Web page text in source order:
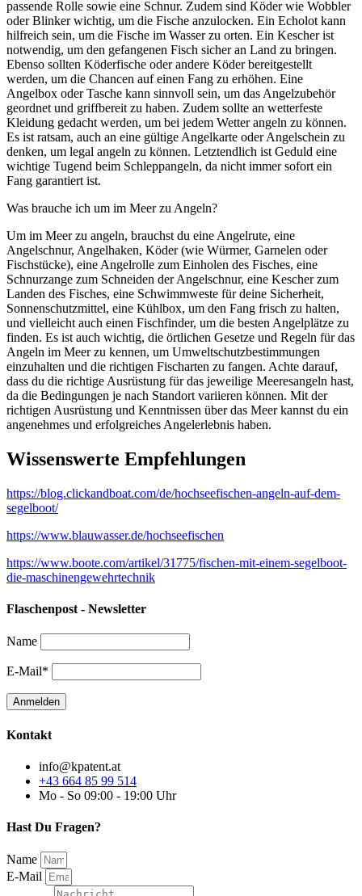
passende Rolle sowie eine Schnur. Zudem sind Köder wie Wobbler
oder Blinker wichtig, um die Fische anzulocken. Ein Echolot kann
hilfreich sein, um die Fische im Wasser zu orten. Ein Kescher ist
notwendig, um den gefangenen Fisch sicher an Land zu bringen.
Ebenso sollten Köderfische oder andere Köder bereitgestellt
werden, um die Chancen auf einen Fang zu erhöhen. Eine
Angelbox oder Tasche kann sinnvoll sein, um das Angelzubehör
geordnet und griffbereit zu haben. Zudem sollte an wetterfeste
Kleidung gedacht werden, um bei jedem Wetter angeln zu können.
Es ist ratsam, auch an eine gültige Angelkarte oder Angelschein zu
denken, um legal angeln zu können. Letztendlich ist Geduld eine
wichtige Tugend beim Schleppangeln, da nicht immer sofort ein
Fang garantiert ist.
Was brauche ich um im Meer zu Angeln?
Um im Meer zu angeln, brauchst du eine Angelrute, eine
Angelschnur, Angelhaken, Köder (wie Würmer, Garnelen oder
Fischstücke), eine Angelrolle zum Einholen des Fisches, eine
Schnurzange zum Schneiden der Angelschnur, eine Kescher zum
Landen des Fisches, eine Schwimmweste für deine Sicherheit,
Sonnenschutzmittel, eine Kühlbox, um den Fang frisch zu halten,
und vielleicht auch einen Fischfinder, um die besten Angelplätze zu
finden. Es ist auch wichtig, die örtlichen Gesetze und Regeln für das
Angeln im Meer zu kennen, um Umweltschutzbestimmungen
einzuhalten und die richtigen Fischarten zu fangen. Achte darauf,
dass du die richtige Ausrüstung für das jeweilige Meeresangeln hast,
da die Bedingungen je nach Standort variieren können. Mit der
richtigen Ausrüstung und Kenntnissen über das Meer kannst du ein
angenehmes und erfolgreiches Angelerlebnis haben.
Wissenswerte Empfehlungen
https://blog.clickandboat.com/de/hochseefischen-angeln-auf-dem-
segelboot/
https://www.blauwasser.de/hochseefischen
https://www.boote.com/artikel/31775/fischen-mit-einem-segelboot-
die-maschinengewehrtechnik
Flaschenpost - Newsletter
Name
E-Mail*
Kontakt
info@kpatent.at
+43 664 85 99 514
Mo - So 09:00 - 19:00 Uhr
Hast Du Fragen?
Name
E-Mail